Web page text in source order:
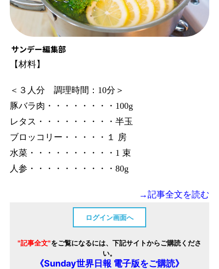
サンデー編集部
【材料】
＜３人分 調理時間：10分＞
豚バラ肉・・・・・・・・100g
レタス・・・・・・・・・半玉
ブロッコリー・・・・・１ 房
水菜・・・・・・・・・・1 束
人参・・・・・・・・・・80g
→記事全文を読む
ログイン画面へ
"記事全文"をご覧になるには、下記サイトからご購読くださ
い。
《Sunday世界日報 電子版をご購読》